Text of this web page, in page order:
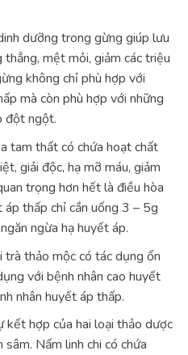
dưỡng trong gừng giúp lưu
mệt mỏi, giảm các triệu
không chỉ phù hợp với
mà còn phù hợp với những
đột ngột.
tam thất có chứa hoạt chất
giải độc, hạ mỡ máu, giảm
trọng hơn hết là điều hòa
thấp chỉ cần uống 3 – 5g
ngừa hạ huyết áp.
trà thảo mộc có tác dụng ổn
với bệnh nhân cao huyết
nhân huyết áp thấp.
kết hợp của hai loại thảo dược
Nấm linh chi có chứa